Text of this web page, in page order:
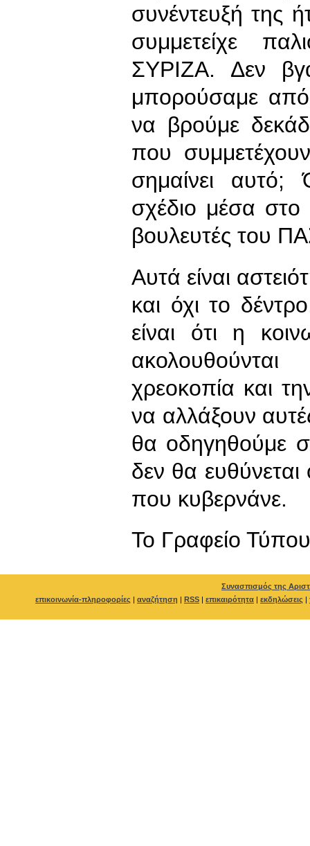
συνέντευξή της
συμμετείχε
ΣΥΡΙΖΑ. Δεν
μπορούσαμε
να βρούμε
που
σημαίνει αυτό;
σχέδιο μέσα
βουλευτές του
Αυτά είναι
και όχι το
είναι ότι η
χρεοκοπία και
να αλλάξουν
θα οδηγηθούμε
δεν θα
που κυβερνάνε.
To Γραφείο Τύπου
Συνασπισμός της
επικοινωνία-πληροφορίες | αναζήτηση | RSS | επικαιρότητα | εκδηλώσεις |